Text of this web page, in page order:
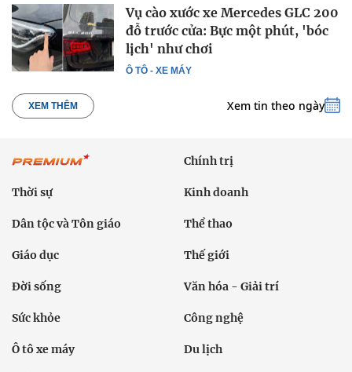
Ô TÔ - XE MÁY
Vụ cào xước xe Mercedes GLC 200
đỗ trước cửa: Bực một phút, 'bóc
lịch' như chơi
XEM THÊM Xem tin theo ngày
Chính trị
Thời sự Kinh doanh
Dân tộc và Tôn giáo Thể thao
Giáo dục Thế giới
Đời sống Văn hóa - Giải trí
Sức khỏe Công nghệ
Ô tô xe máy Du lịch